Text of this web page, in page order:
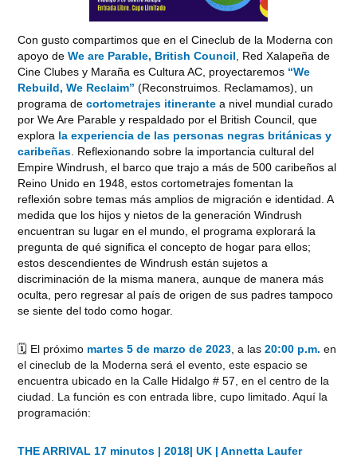
Con gusto compartimos que en el Cineclub de la Moderna con
apoyo deWe are Parable, British Council , Red Xalapeña de
Cine Clubes y Maraña es Cultura AC, proyectaremos “We
Rebuild, We Reclaim” (Reconstruimos. Reclamamos), un
programa decortometrajes itinerante a nivel mundial curado
por We Are Parable y respaldado por el British Council, que
explora la experiencia de las personas negras británicas y
caribeñas . Reflexionando sobre la importancia cultural del
Empire Windrush, el barco que trajo a más de 500 caribeños al
Reino Unido en 1948, estos cortometrajes fomentan la
reflexión sobre temas más amplios de migración e identidad. A
medida que los hijos y nietos de la generación Windrush
encuentran su lugar en el mundo, el programa explorará la
pregunta de qué significa el concepto de hogar para ellos;
estos descendientes de Windrush están sujetos a
discriminación de la misma manera, aunque de manera más
oculta, pero regresar al país de origen de sus padres tampoco
se siente del todo como hogar.
🗓 El próximo martes 5 de marzo de 2023 , a las20:00 p.m. en
el cineclub de la Moderna será el evento, este espacio se
encuentra ubicado en la Calle Hidalgo # 57, en el centro de la
ciudad. La función es con entrada libre, cupo limitado. Aquí la
programación:
THE ARRIVAL 17 minutos | 2018| UK | Annetta Laufer